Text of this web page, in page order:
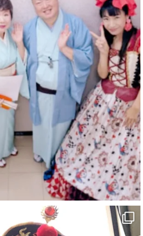
がりたい
7 X
パッションプリンセス【公式】
· 4 8月
した
歌山旅 白浜町・三段壁洞窟」
疲れ様を言い合う
と繋がりたい
ン